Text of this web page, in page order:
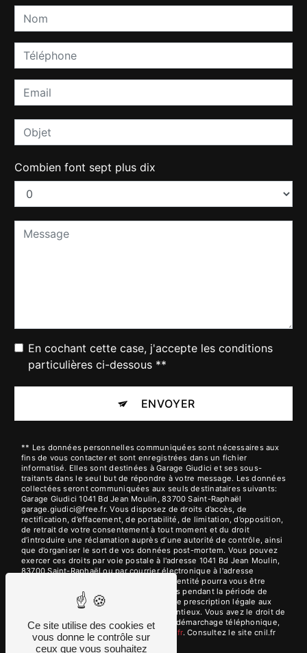
Combien font sept plus dix
En cochant cette case, j'accepte les conditions
particulières ci-dessous **
ENVOYER
** Les données personnelles communiquées sont nécessaires aux
fins de vous contacter et sont enregistrées dans un fichier
informatisé. Elles sont destinées à Garage Giudici et ses sous-
traitants dans le seul but de répondre à votre message. Les données
collectées seront communiquées aux seuls destinataires suivants:
Garage Giudici 1041 Bd Jean Moulin, 83700 Saint-Raphaël
garage.giudici@free.fr. Vous disposez de droits d’accès, de
rectification, d’effacement, de portabilité, de limitation, d’opposition,
de retrait de votre consentement à tout moment et du droit
d’introduire une réclamation auprès d’une autorité de contrôle, ainsi
que d’organiser le sort de vos données post-mortem. Vous pouvez
exercer ces droits par voie postale à l'adresse 1041 Bd Jean Moulin,
83700 Saint-Raphaël ou par courrier électronique à l'adresse
garage.giudici@free.fr. Un justificatif d'identité pourra vous être
demandé. Nous conservons vos données pendant la période de
prise de contact puis pendant la durée de prescription légale aux
fins probatoires et de gestion des contentieux. Vous avez le droit de
vous inscrire sur la liste d'opposition au démarchage téléphonique,
disponible à cette adresse: Bloctel.gouv.fr. Consultez le site cnil.fr
pour plus d’informations sur vos droits.
Ce site utilise des cookies et
vous donne le contrôle sur
ceux que vous souhaitez